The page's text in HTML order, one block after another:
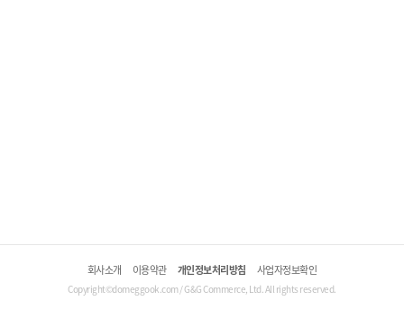
회사소개 이용약관 개인정보처리방침 사업자정보확인
Copyright©domeggook.com / G&G Commerce, Ltd. All rights reserved.